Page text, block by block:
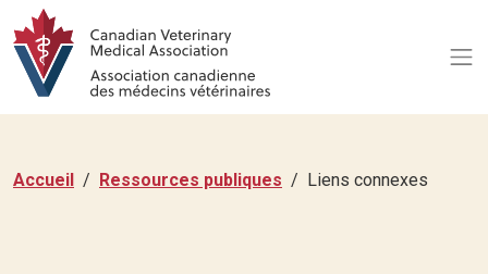
Accueil Ressources publiques Liens connexes